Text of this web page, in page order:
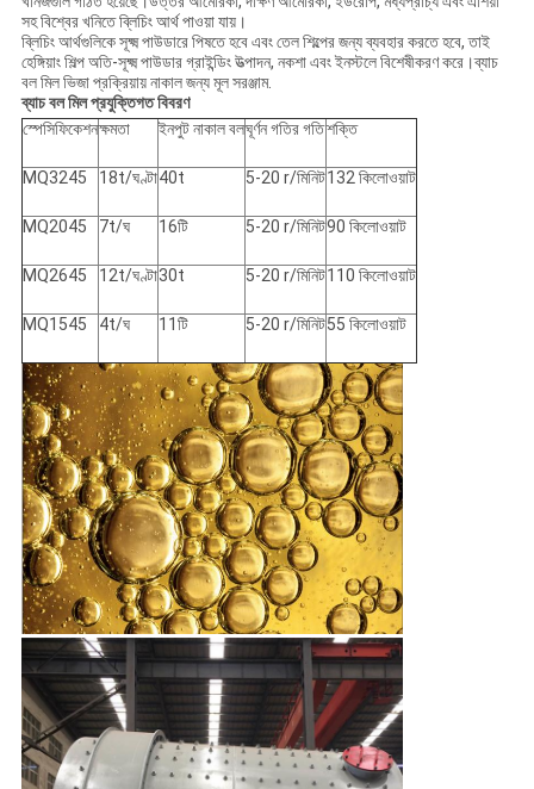
সহ বিশ্বের খনিতে ব্লিচিং আর্থ পাওয়া যায়।
ব্লিচিং আর্থগুলিকে সূক্ষ্ম পাউডারে পিষতে হবে এবং তেল শিল্পের জন্য ব্যবহার করতে হবে, তাই
হেঙ্গিয়াং শিল্প অতি-সূক্ষ্ম পাউডার গ্রাইন্ডিং উত্পাদন, নকশা এবং ইনস্টলে বিশেষীকরণ করে।ব্যাচ
বল মিল ভিজা প্রক্রিয়ায় নাকাল জন্য মূল সরঞ্জাম.
ব্যাচ বল মিল প্রযুক্তিগত বিবরণ
স্পেসিফিকেশনক্ষমতা ইনপুট নাকাল বলঘূর্ণন গতির গতিশক্তি
MQ3245 18t/ঘণ্টা40t 5-20 r/মিনিট132 কিলোওয়াট
MQ2045 7t/ঘ 16টি 5-20 r/মিনিট90 কিলোওয়াট
MQ2645 12t/ঘণ্টা30t 5-20 r/মিনিট110 কিলোওয়াট
MQ1545 4t/ঘ 11টি 5-20 r/মিনিট55 কিলোওয়াট